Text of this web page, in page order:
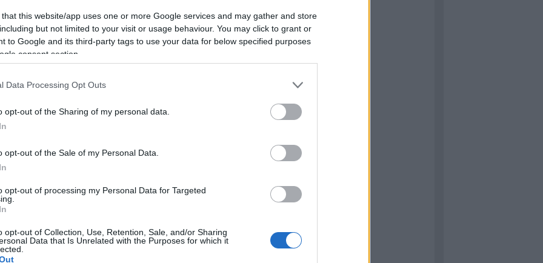
that this website/app uses one or more Google services and may gather and store
but not limited to your visit or usage behaviour. You may click to grant or
to Google and its third-party tags to use your data for below specified purposes
consent section.
Data Processing Opt Outs
opt-out of the Sharing of my personal data.
opt-out of the Sale of my Personal Data.
opt-out of processing my Personal Data for Targeted
opt-out of Collection, Use, Retention, Sale, and/or Sharing
Data that Is Unrelated with the Purposes for which it
A műanyag bélés megbízhatóan óvja az
találjuk a DeLorean OUTATIME feliratú
testvérek oly híres fotóját, természetesen
eltűnnek” életérzést újra és újra átélhessük.
szerepelt, ahogy néhány más itteni tétel
levél, amelyet Marty minden eshetőségre
időben”, és családja csak ebből tudhatná meg,
találkoznak még a jövőben… Ez az üzenet nem
egy ilyen gyűjteményhez. A többi tárgyat
adott időszakhoz abszolút illő csomagolásban.
Linkblog
FILM: Pressure
MAKETT: Matilda
PC: Cleared Hot
KÖNYV: Star Wars: Vector Prime (Új
jedi-rend sorozat 1.)
Egy időutazó emlékei
FILM: Piszkos osztag
MAKETT: Elefant páncélvadász